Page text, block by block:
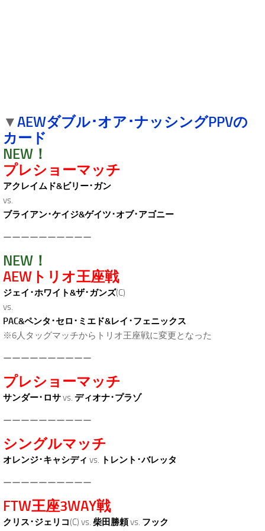
▼AEWダブル･オア･ナッシングPPVの
カード
NEW！
プレショーマッチ
アクレイムド&ビリー･ガン
vs.
ブライアン･ケイジ&ゲイツ･オブ･アゴニー
ーーーーーーーーーー
NEW！
AEWトリオ王座戦
ジェイ･ホワイト&ザ･ガンズ(C)
vs.
PAC&ペンタ･セロ･ミエド&レイ･フェニックス
※6人タッグマッチからトリオ王座戦に変更となった
ーーーーーーーーーー
プレショーマッチ
サンダー･ロサvs. ディオナ･プラゾ
ーーーーーーーーーー
シングルマッチ
オレンジ･キャシディ vs. トレント･バレッタ
ーーーーーーーーーー
FTW王座3WAY戦
クリス･ジェリコ(C) vs. 柴田勝頼vs. フック